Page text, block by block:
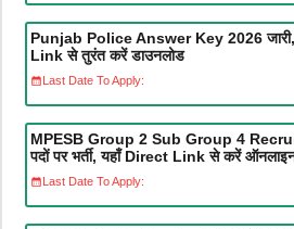
Punjab Police Answer Key 2026
Link से तुरंत करें डाउनलोड
Last Date To Apply:
MPESB Group 2 Sub Group 4
पदों पर भर्ती, यहाँ Direct Link से करें
Last Date To Apply: